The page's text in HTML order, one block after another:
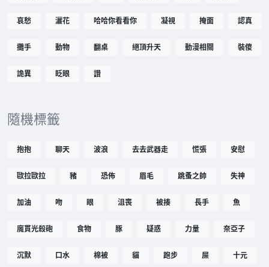
哀愁 灑花 哈哈你看看你 凝視 掩面 認真
攤手 動物 翻桌 絕頂升天 動漫相關 裝傻
詭異 眨眼 讚
隨機標籤
抱抱 聊天 波浪 去去武器走 慌張 安慰
歐拉歐拉 豬 恐佈 眉毛 跳蚤之帥 失神
加油 吻 眼 沮喪 被揍 長手 魚
魔貫光殺砲 食物 豚 疑惑 力量 奈亞子
沉默 口水 棉被 貓 跑步 屎 十元